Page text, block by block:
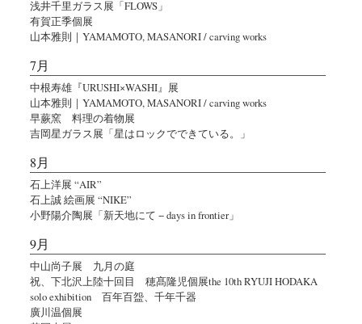
浅井千里ガラス展「FLOWS」
有賀正季個展
山本雅則｜YAMAMOTO, MASANORI / carving works
7月
中根寿雄『URUSHI×WASHI』展
山本雅則｜YAMAMOTO, MASANORI / carving works
早蕨窯 料理の着物展
吉岡星ガラス展「星はロックでできている。」
8月
石上洋展 “AIR”
石上誠 絵画展 “NIKE”
小野陽介陶展「新天地にて − days in frontier」
9月
中山尚子展 九月の庭
祝、下北沢上陸十回目 穂髙隆児個展the 10th RYUJI HODAKA
solo exhibition 百年百盌、千年千器
廣川温個展